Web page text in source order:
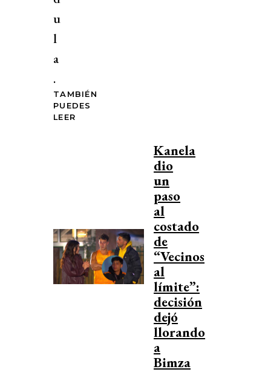
u
l
a
.
TAMBIÉN
PUEDES
LEER
Kanela
dio
un
paso
al
costado
de
“Vecinos
al
límite”:
decisión
dejó
llorando
a
Bimza